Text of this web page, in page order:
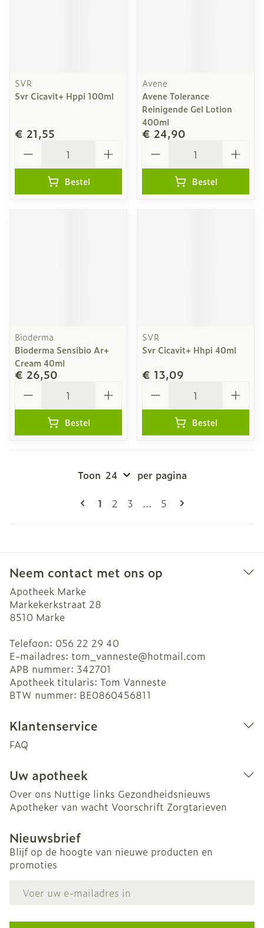
SVR
Svr Cicavit+ Hppi 100ml
€ 21,55
Bestel
Avene
Avene Tolerance
Reinigende Gel Lotion
400ml
€ 24,90
Bestel
Bioderma
Bioderma Sensibio Ar+
Cream 40ml
€ 26,50
Bestel
SVR
Svr Cicavit+ Hhpi 40ml
€ 13,09
Bestel
Pagina's
U lees momenteel pagina
1 Pagina
2 Pagina
3 ... Pagina
5
Toon per pagina
Neem contact met ons op
Apotheek Marke
Markekerkstraat 28
8510 Marke
Telefoon: 056 22 29 40
E-mailadres: tom_vanneste@hotmail.com
APB nummer: 342701
Apotheek titularis: Tom Vanneste
BTW nummer: BE0860456811
Klantenservice
FAQ
Uw apotheek
Over ons Nuttige links Gezondheidsnieuws
Apotheker van wacht Voorschrift Zorgtarieven
Nieuwsbrief
Blijf op de hoogte van nieuwe producten en
promoties